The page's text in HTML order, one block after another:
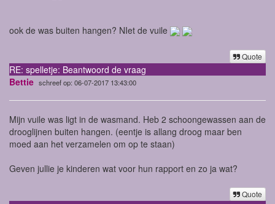
ook de was buiten hangen? NIet de vuile
Quote
RE: spelletje: Beantwoord de vraag
Bettie schreef op: 06-07-2017 13:43:00
Mijn vuile was ligt in de wasmand. Heb 2 schoongewassen aan de
drooglijnen buiten hangen. (eentje is allang droog maar ben
moed aan het verzamelen om op te staan)
Geven jullie je kinderen wat voor hun rapport en zo ja wat?
Quote